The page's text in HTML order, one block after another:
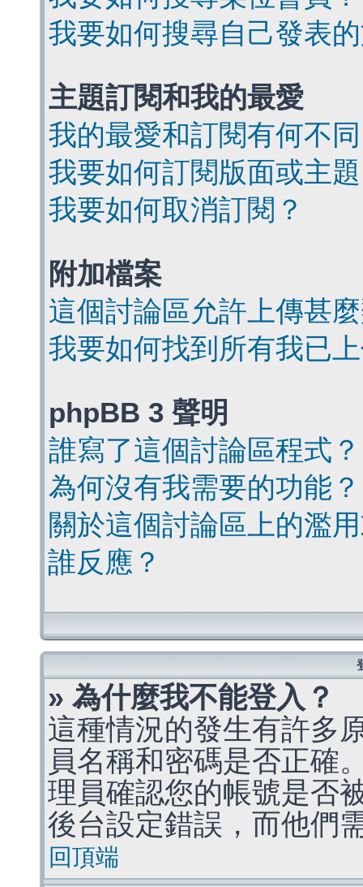
我要如何搜尋自己發表
主題訂閱和我的最愛
我的最愛和訂閱有何不
我要如何訂閱版面或主
我要如何取消訂閱？
附加檔案
這個討論區允許上傳甚
我要如何找到所有我已
phpBB 3 聲明
誰寫了這個討論區程式？
為何沒有我需要的功能？
關於這個討論區上的濫
誰反應？
» 為什麼我不能登入？
這種情況的發生有許多
員名稱和密碼是否正確
理員確認您的帳號是否
後台設定錯誤，而他們
回頂端